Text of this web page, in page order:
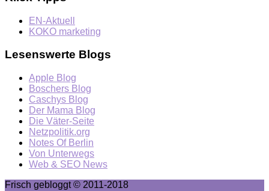
EN-Aktuell
KOKO marketing
Lesenswerte Blogs
Apple Blog
Boschers Blog
Caschys Blog
Der Mama Blog
Die Väter-Seite
Netzpolitik.org
Notes Of Berlin
Von Unterwegs
Web & SEO News
Frisch gebloggt © 2011-2018